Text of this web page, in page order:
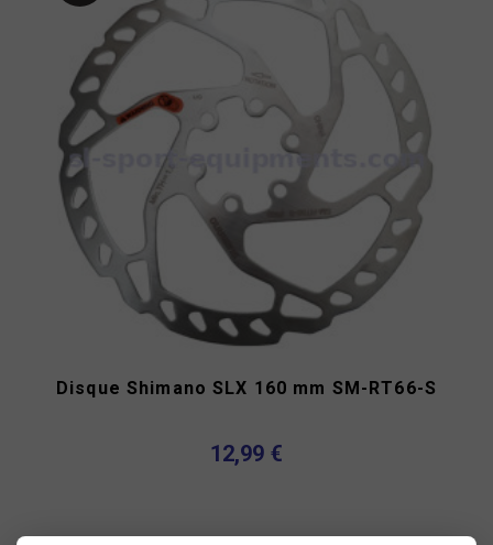
Disque Shimano SLX 160 mm SM-RT66-S
12,99 €